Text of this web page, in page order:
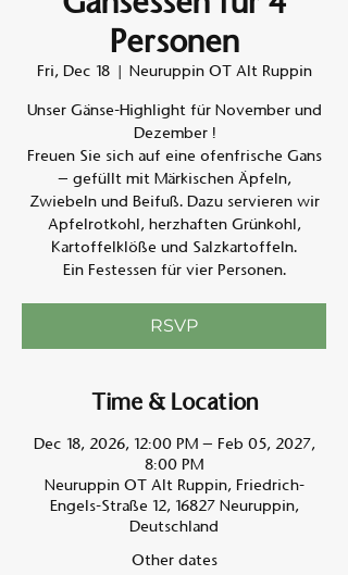
Personen
Fri, Dec 18
  |
Neuruppin OT Alt Ruppin
Unser Gänse-Highlight für November und
Dezember !
Freuen Sie sich auf eine ofenfrische Gans
– gefüllt mit Märkischen Äpfeln,
Zwiebeln und Beifuß. Dazu servieren wir
Apfelrotkohl, herzhaften Grünkohl,
Kartoffelklöße und Salzkartoffeln.
Ein Festessen für vier Personen.
RSVP
Time & Location
Dec 18, 2026, 12:00 PM – Feb 05, 2027,
8:00 PM
Neuruppin OT Alt Ruppin, Friedrich-
Engels-Straße 12, 16827 Neuruppin,
Deutschland
Other dates